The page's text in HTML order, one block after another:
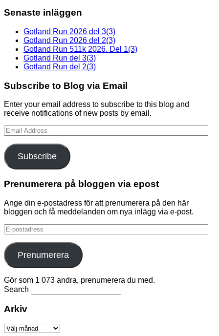
Senaste inläggen
Gotland Run 2026 del 3(3)
Gotland Run 2026 del 2(3)
Gotland Run 511k 2026. Del 1(3)
Gotland Run del 3(3)
Gotland Run del 2(3)
Subscribe to Blog via Email
Enter your email address to subscribe to this blog and
receive notifications of new posts by email.
Email
Address
Subscribe
Prenumerera på bloggen via epost
Ange din e-postadress för att prenumerera på den här
bloggen och få meddelanden om nya inlägg via e-post.
E-
postadress
Prenumerera
Gör som 1 073 andra, prenumerera du med.
Search
Arkiv
Arkiv